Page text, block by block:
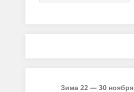
Зима 22 — 30 ноября